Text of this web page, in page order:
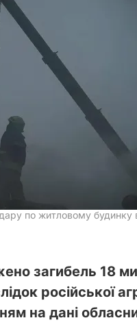
по житловому будинку
загибель 18
російської
на дані